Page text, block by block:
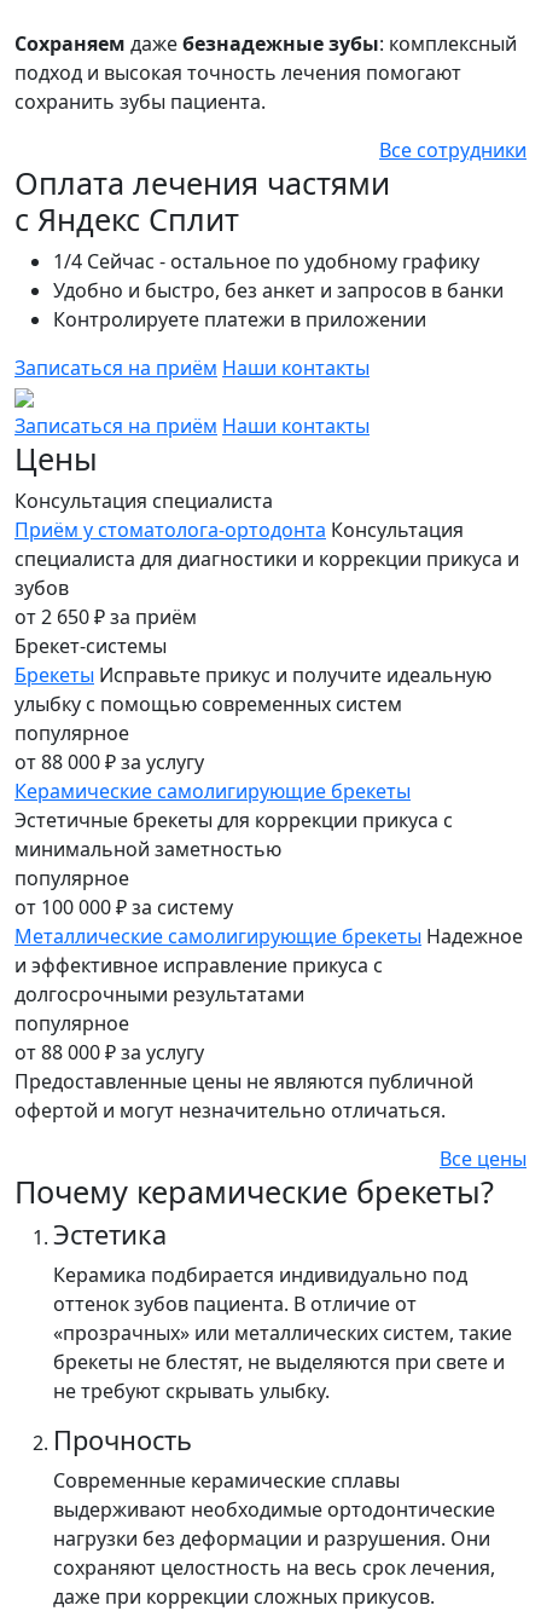
Сохраняем дажебезнадежные зубы: комплексный
подход и высокая точность лечения помогают
сохранить зубы пациента.
Все сотрудники
Оплата лечения частями
с Яндекс Сплит
1/4 Сейчас - остальное по удобному графику
Удобно и быстро, без анкет и запросов в банки
Контролируете платежи в приложении
Записаться на приём Наши контакты
Записаться на приём Наши контакты
Цены
Консультация специалиста
Приём у стоматолога-ортодонта Консультация
специалиста для диагностики и коррекции прикуса и
зубов
от 2 650 ₽за приём
Брекет-системы
Брекеты Исправьте прикус и получите идеальную
улыбку с помощью современных систем
популярное
от 88 000 ₽за услугу
Керамические самолигирующие брекеты
Эстетичные брекеты для коррекции прикуса с
минимальной заметностью
популярное
от 100 000 ₽за систему
Металлические самолигирующие брекеты Надежное
и эффективное исправление прикуса с
долгосрочными результатами
популярное
от 88 000 ₽за услугу
Предоставленные цены не являются публичной
офертой и могут незначительно отличаться.
Все цены
Почему керамические брекеты?
Эстетика
Керамика подбирается индивидуально под
оттенок зубов пациента. В отличие от
«прозрачных» или металлических систем, такие
брекеты не блестят, не выделяются при свете и
не требуют скрывать улыбку.
Прочность
Современные керамические сплавы
выдерживают необходимые ортодонтические
нагрузки без деформации и разрушения. Они
сохраняют целостность на весь срок лечения,
даже при коррекции сложных прикусов.